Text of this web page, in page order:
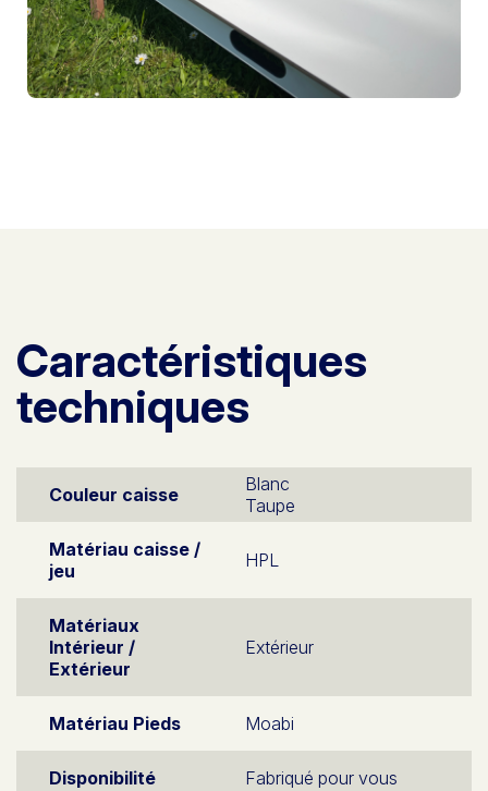
Caractéristiques
techniques
Couleur caisse
Blanc
Taupe
Matériau caisse /
jeu
HPL
Matériaux
Intérieur /
Extérieur
Extérieur
Matériau Pieds Moabi
Disponibilité Fabriqué pour vous